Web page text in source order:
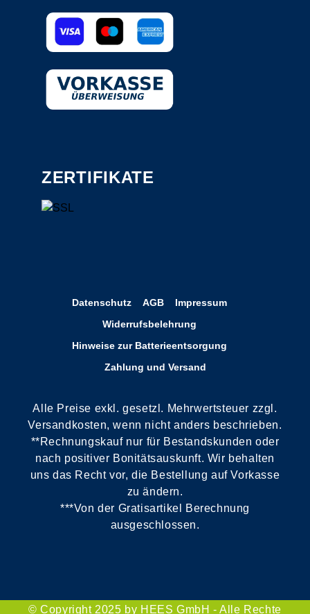
ZERTIFIKATE
Datenschutz AGB
Impressum
Widerrufsbelehrung
Hinweise zur Batterieentsorgung
Zahlung und Versand
Alle Preise exkl. gesetzl. Mehrwertsteuer zzgl.
Versandkosten, wenn nicht anders beschrieben.
**Rechnungskauf nur für Bestandskunden oder
nach positiver Bonitätsauskunft. Wir behalten
uns das Recht vor, die Bestellung auf Vorkasse
zu ändern.
***Von der Gratisartikel Berechnung
ausgeschlossen.
© Copyright 2025 by HEES GmbH - Alle Rechte